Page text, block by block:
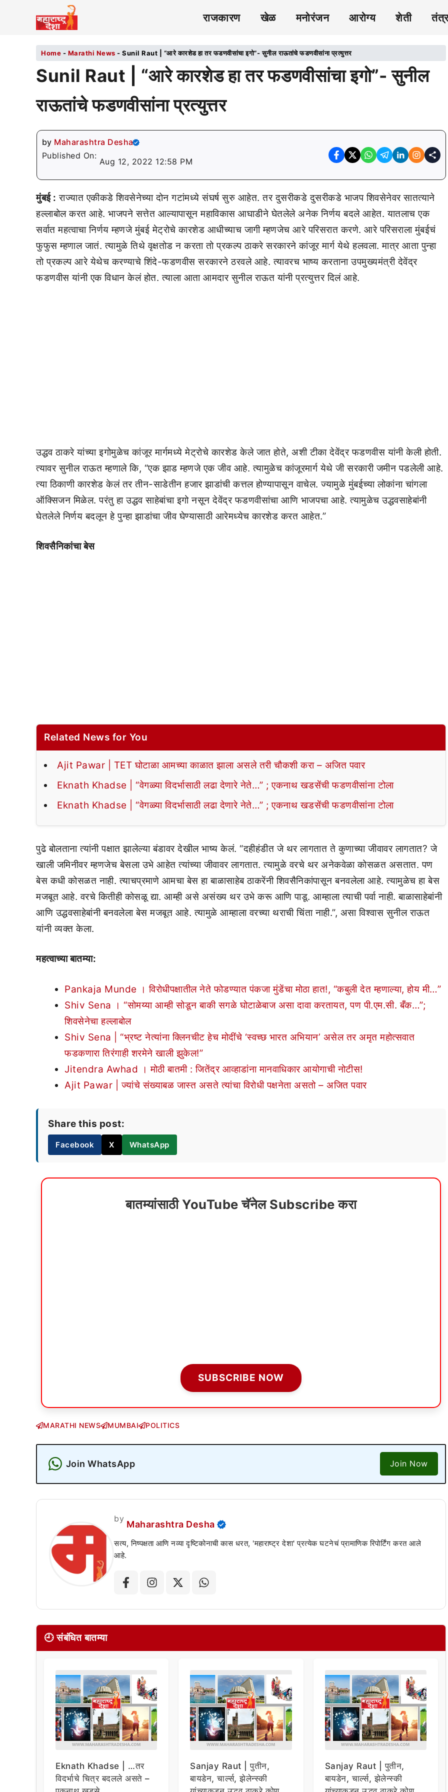
राजकारण खेळ मनोरंजन आरोग्य शेती
Home - Marathi News - Sunil Raut | “आरे कारशेड हा तर फडणवीसांचा इगो”- सुनील राऊतांचे फडणवीसांना प्रत्युत्तर
Sunil Raut | “आरे कारशेड हा तर फडणवीसांचा इगो”- सुनील
राऊतांचे फडणवीसांना प्रत्युत्तर
by Maharashtra Desha
Published On:
Aug 12, 2022 12:58 PM
मुंबई : राज्यात एकीकडे शिवसेनेच्या दोन गटांमध्ये संघर्ष सुरु आहेत. तर दुसरीकडे दुसरीकडे भाजप शिवसेनेवर सातत्याने
हल्लाबोल करत आहे. भाजपने सत्तेत आल्यापासून महाविकास आघाडीने घेतलेले अनेक निर्णय बदले आहेत. यातलाच एक
सर्वात महत्वाचा निर्णय म्हणजे मुंबई मेट्रोचे कारशेड आधीच्याच जागी म्हणजेच आरे परिसरात करणे. आरे परिसराला मुंबईचं
फुफुस म्हणाल जातं. त्यामुळे तिथे वृक्षतोड न करता तो प्रकल्प ठाकरे सरकारने कांजूर मार्ग येथे हलवला. मात्र आता पुन्हा
तो प्रकल्प आरे येथेच करण्याचे शिंदे-फडणवीस सरकारने ठरवले आहे. त्यावरच भाष्य करताना उपमुख्यमंत्री देवेंद्र
फडणवीस यांनी एक विधान केलं होत. त्याला आता आमदार सुनील राऊत यांनी प्रत्युत्तर दिलं आहे.
उद्धव ठाकरे यांच्या इगोमुळेच कांजूर मार्गमध्ये मेट्रोचे कारशेड केले जात होते, अशी टीका देवेंद्र फडणवीस यांनी केली होती.
त्यावर सुनील राऊत म्हणाले कि, “एक झाड म्हणजे एक जीव आहे. त्यामुळेच कांजूरमार्ग येथे जी सरकारी जमीन पडलेली आहे.
त्या ठिकाणी कारशेड केलं तर तीन-साडेतीन हजार झाडांची कत्तल होण्यापासून वाचेल. ज्यामुळे मुंबईच्या लोकांना चांगला
ऑक्सिजन मिळेल. परंतु हा उद्धव साहेबांचा इगो नसून देवेंद्र फडणवीसांचा आणि भाजपचा आहे. त्यामुळेच उद्धवसाहेबांनी
घेतलेले निर्णय बदलून हे पुन्हा झाडांचा जीव घेण्यासाठी आरेमध्येच कारशेड करत आहेत.”
शिवसैनिकांचा बेस
Related News for You
Ajit Pawar | TET घोटाळा आमच्या काळात झाला असले तरी चौकशी करा – अजित पवार
Eknath Khadse | “वेगळ्या विदर्भासाठी लढा देणारे नेते…” ; एकनाथ खडसेंची फडणवीसांना टोला
Eknath Khadse | “वेगळ्या विदर्भासाठी लढा देणारे नेते…” ; एकनाथ खडसेंची फडणवीसांना टोला
पुढे बोलताना त्यांनी पक्षात झालेल्या बंडावर देखील भाष्य केलं. “दहीहंडीत जे थर लागतात ते कुणाच्या जीवावर लागतात? जे
खाली जमिनीवर म्हणजेच बेसला उभे आहेत त्यांच्या जीवावर लागतात. त्यामुळे वरचे थर अनेकवेळा कोसळत असतात. पण
बेस कधी कोसळत नाही. त्याचप्रमाणे आमचा बेस हा बाळासाहेब ठाकरेंनी शिवसैनिकांपासून बनवलेला आहे. त्यामुळेच हा बेस
मजबूत आहे. वरचे कितीही कोसळू द्या. आम्ही असे असंख्य थर उभे करू आणि पाडू. आम्हाला त्याची पर्वा नाही. बाळासाहेबांनी
आणि उद्धवसाहेबांनी बनवलेला बेस मजबूत आहे. त्यामुळे आम्हाला वरच्या थराची चिंता नाही.”, असा विश्वास सुनील राऊत
यांनी व्यक्त केला.
महत्वाच्या बातम्या:
Pankaja Munde । विरोधीपक्षातील नेते फोडण्यात पंकजा मुंडेंचा मोठा हात!, “कबुली देत म्हणाल्या, होय मी…”
Shiv Sena । “सोमय्या आम्ही सोडून बाकी सगळे घोटाळेबाज असा दावा करतायत, पण पी.एम.सी. बँक…”;
शिवसेनेचा हल्लाबोल
Shiv Sena | “भ्रष्ट नेत्यांना क्लिनचीट हेच मोदींचे ‘स्वच्छ भारत अभियान’ असेल तर अमृत महोत्सवात
फडकणारा तिरंगाही शरमेने खाली झुकेल!”
Jitendra Awhad । मोठी बातमी : जितेंद्र आव्हाडांना मानवाधिकार आयोगाची नोटीस!
Ajit Pawar | ज्यांचे संख्याबळ जास्त असते त्यांचा विरोधी पक्षनेता असतो – अजित पवार
Share this post:
Facebook X WhatsApp
बातम्यांसाठी YouTube चॅनेल Subscribe करा
SUBSCRIBE NOW
MARATHI NEWS MUMBAI POLITICS
Join WhatsApp Join Now
by
Maharashtra Desha
सत्य, निष्पक्षता आणि नव्या दृष्टिकोनाची कास धरत, 'महाराष्ट्र देशा' प्रत्येक घटनेचं प्रामाणिक रिपोर्टिंग करत आले
आहे.
🕘 संबंधित बातम्या
Eknath Khadse | …तर
विदर्भाचे चित्र बदलले असते –
Sanjay Raut | पुतीन,
बायडेन, चार्ल्स, झेलेन्स्की
Sanjay Raut | पुतीन,
बायडेन, चार्ल्स, झेलेन्स्की